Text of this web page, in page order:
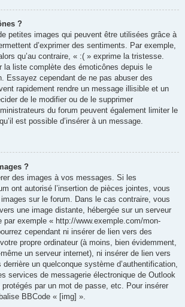
?
petites images qui peuvent être utilisées grâce à
d’exprimer des sentiments. Par exemple,
qu’au contraire, « :( » exprime la tristesse.
la liste complète des émoticônes depuis le
Essayez cependant de ne pas abuser des
rapidement rendre un message illisible et un
de le modifier ou de le supprimer
du forum peuvent également limiter le
est possible d’insérer à un message.
?
des images à vos messages. Si les
ont autorisé l’insertion de pièces jointes, vous
sur le forum. Dans le cas contraire, vous
une image distante, hébergée sur un serveur
par exemple « http://www.exemple.com/mon-
cependant ni insérer de lien vers des
propre ordinateur (à moins, bien évidemment,
un serveur internet), ni insérer de lien vers
un quelconque système d’authentification,
services de messagerie électronique de Outlook
par un mot de passe, etc. Pour insérer
BBCode « [img] ».